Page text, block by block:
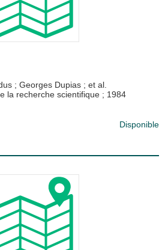
; Georges Dupias ; et al.
la recherche scientifique ; 1984
Disponible